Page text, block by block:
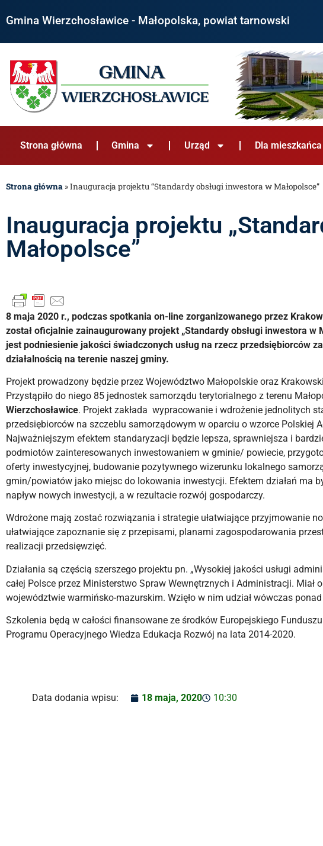
Gmina Wierzchosławice - Małopolska, powiat tarnowski
Strona główna Gmina Urząd Dla mieszkańca
Strona główna »Inauguracja projektu “Standardy obsługi inwestora w Małopolsce”
Inauguracja projektu
Małopolsce”
8 maja 2020 r., podczas spotkania on-line zorganizowanego przez
został oficjalnie zainaugurowany projekt „Standardy obsługi inwestora w
jest podniesienie jakości świadczonych usług na rzecz przedsiębiorców
działalnością na terenie naszej gminy.
Projekt prowadzony będzie przez Województwo Małopolskie oraz
Przystąpiło do niego 85 jednostek samorządu terytorialnego z terenu
Wierzchosławice. Projekt zakłada wypracowanie i wdrożenie jednolitych
przedsiębiorców na szczeblu samorządowym w oparciu o wzorce Polskiej
Najważniejszym efektem standaryzacji będzie lepsza, sprawniejsza i
podmiotów zainteresowanych inwestowaniem w gminie/ powiecie,
oferty inwestycyjnej, budowanie pozytywnego wizerunku lokalnego
gmin/powiatów jako miejsc do lokowania inwestycji. Efektem działań ma
napływ nowych inwestycji, a w rezultacie rozwój gospodarczy.
Wdrożone mają zostać rozwiązania i strategie ułatwiające przyjmowanie
ułatwiające zapoznanie się z przepisami, planami zagospodarowania
realizacji przedsięwzięć.
Działania są częścią szerszego projektu pn. „Wysokiej jakości usługi
całej Polsce przez Ministerstwo Spraw Wewnętrznych i Administracji. Miał
województwie warmińsko-mazurskim. Wzięło w nim udział wówczas
Szkolenia będą w całości finansowane ze środków Europejskiego
Programu Operacyjnego Wiedza Edukacja Rozwój na lata 2014-2020.
Data dodania wpisu: 18 maja, 2020 10:30